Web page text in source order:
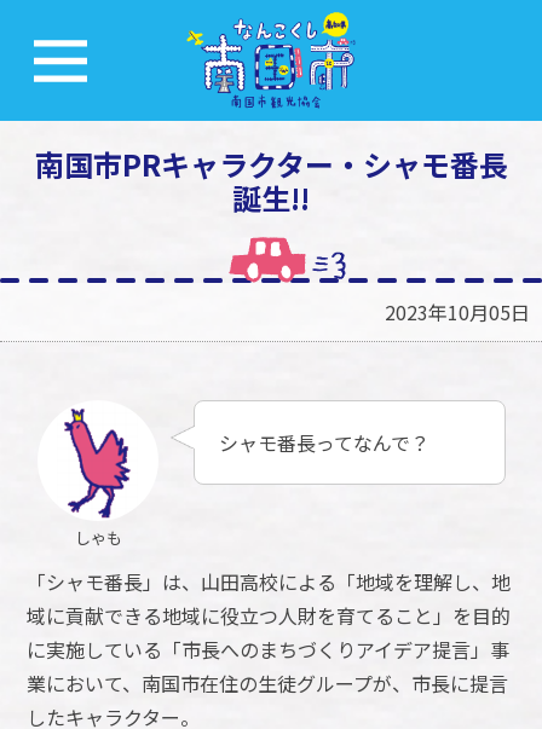
南国市PRキャラクター・シャモ番長
誕生!!
2023年10月05日
しゃも
シャモ番長ってなんで？
「シャモ番長」は、山田高校による「地域を理解し、地
域に貢献できる地域に役立つ人財を育てること」を目的
に実施している「市長へのまちづくりアイデア提言」事
業において、南国市在住の生徒グループが、市長に提言
したキャラクター。